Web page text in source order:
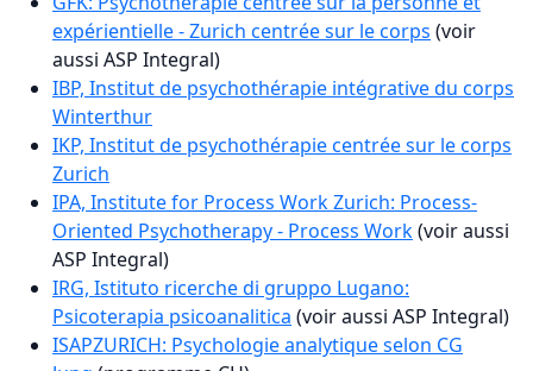
expérientielle - Zurich centrée sur le corps (voir
aussi ASP Integral)
IBP, Institut de psychothérapie intégrative du corps
Winterthur
IKP, Institut de psychothérapie centrée sur le corps
Zurich
IPA, Institute for Process Work Zurich: Process-
Oriented Psychotherapy - Process Work(voir aussi
ASP Integral)
IRG, Istituto ricerche di gruppo Lugano:
Psicoterapia psicoanalitica (voir aussi ASP Integral)
ISAPZURICH: Psychologie analytique selon CG